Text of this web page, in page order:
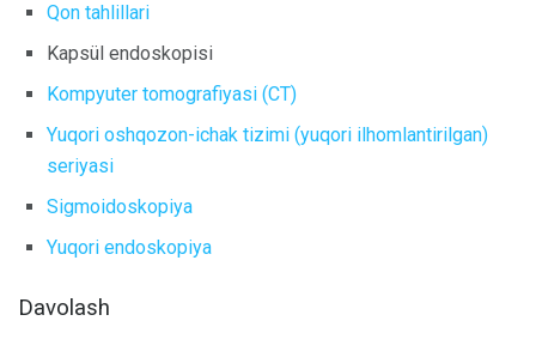
Qon tahlillari
Kapsül endoskopisi
Kompyuter tomografiyasi (CT)
Yuqori oshqozon-ichak tizimi (yuqori ilhomlantirilgan)
seriyasi
Sigmoidoskopiya
Yuqori endoskopiya
Davolash